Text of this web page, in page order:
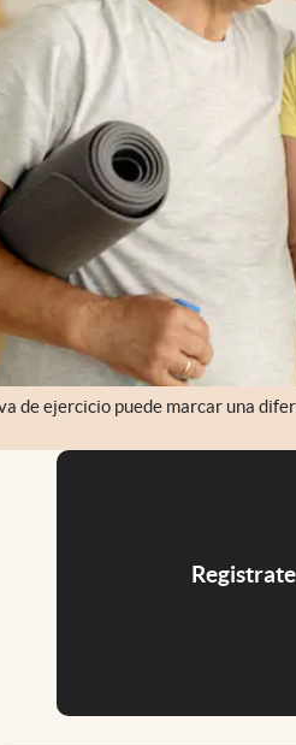
de ejercicio puede marcar una